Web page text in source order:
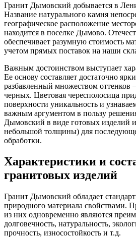
Гранит Дымовский добывается в
Название натурального камня
географическое расположение
находится в поселке Дымово.
обеспечивает разумную стоимость
учетом прямых поставок на наши
Важным достоинством выступает
Ее основу составляет достаточно
разбавленный множеством оттенков
черных. Цветовая чересполосица
поверхности уникальность и
важным аргументом в пользу
Дымовский в виде готовых изделий
небольшой толщины) для
обработки.
Характеристики и
гранитовых изделий
Гранит Дымовский обладает
природного материала свойствами.
из них одновременно являются
долговечность, натуральность,
прочность, износостойкость и т.д.